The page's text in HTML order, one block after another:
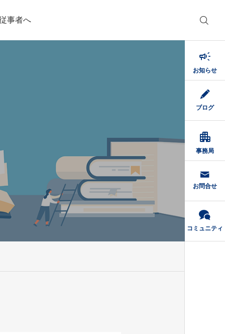
事者へ

お知らせ
ブログ

事務局
お問合せ
コミュニティ